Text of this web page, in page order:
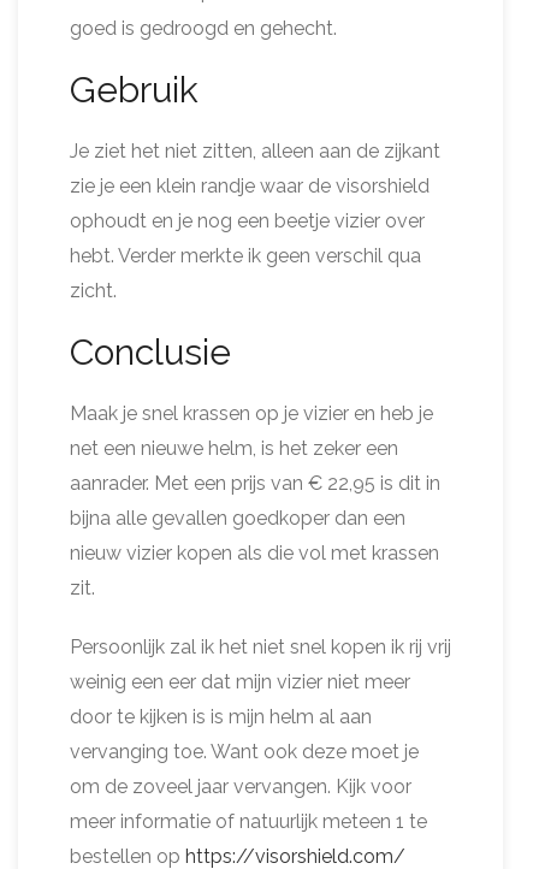
goed is gedroogd en gehecht.
Gebruik
Je ziet het niet zitten, alleen aan de zijkant
zie je een klein randje waar de visorshield
ophoudt en je nog een beetje vizier over
hebt. Verder merkte ik geen verschil qua
zicht.
Conclusie
Maak je snel krassen op je vizier en heb je
net een nieuwe helm, is het zeker een
aanrader. Met een prijs van € 22,95 is dit in
bijna alle gevallen goedkoper dan een
nieuw vizier kopen als die vol met krassen
zit.
Persoonlijk zal ik het niet snel kopen ik rij vrij
weinig een eer dat mijn vizier niet meer
door te kijken is is mijn helm al aan
vervanging toe. Want ook deze moet je
om de zoveel jaar vervangen. Kijk voor
meer informatie of natuurlijk meteen 1 te
bestellen op https://visorshield.com/